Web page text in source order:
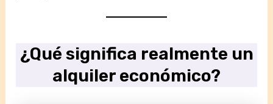
¿Qué significa realmente un
alquiler económico?